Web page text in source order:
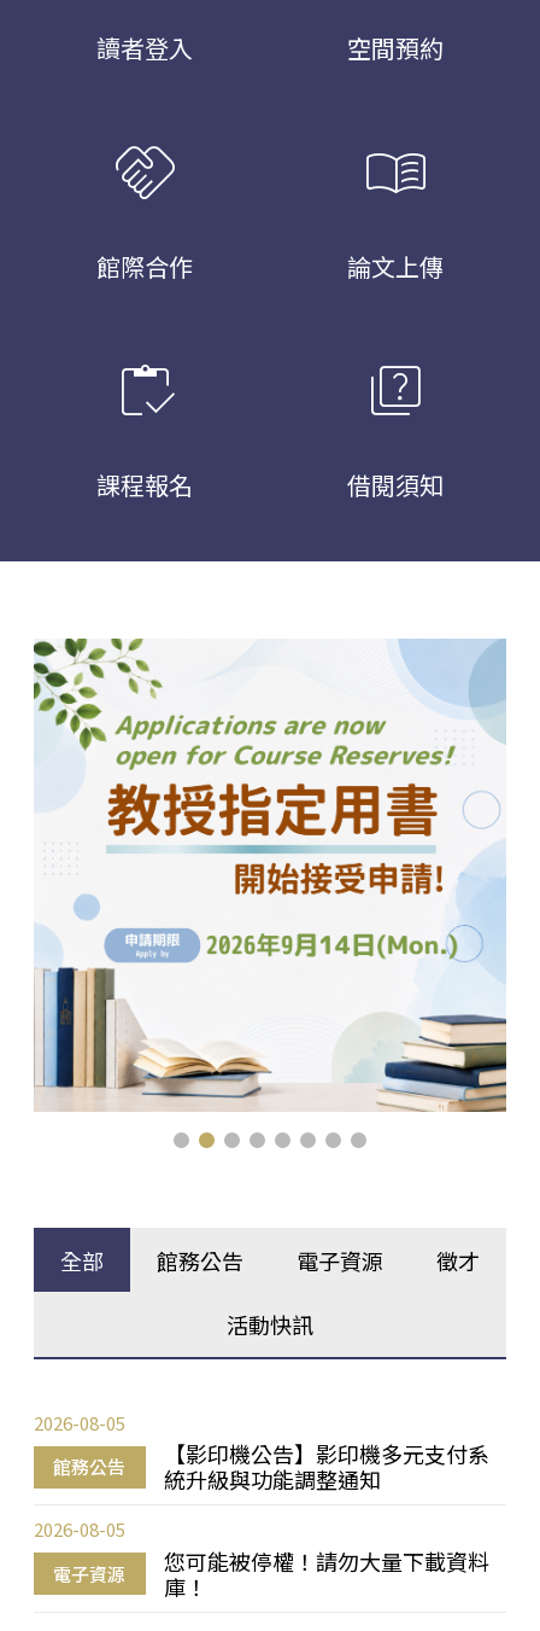
讀者登入 空間預約
handshake
館際合作
menu_book
論文上傳
inventory
課程報名
quiz
借閱須知
全部 館務公告 電子資源 徵才
活動快訊
館務公告
【影印機公告】影印機多元支付系
統升級與功能調整通知
2026-08-05
電子資源
您可能被停權！請勿大量下載資料
庫！
2026-08-05